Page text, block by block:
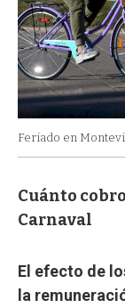
Feriado en
Cuánto
Carnaval
El efecto de
la